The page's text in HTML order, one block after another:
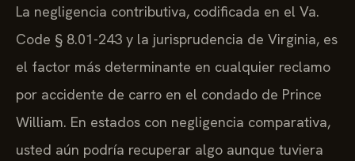
La negligencia contributiva, codificada en el Va.
Code § 8.01-243 y la jurisprudencia de Virginia, es
el factor más determinante en cualquier reclamo
por accidente de carro en el condado de Prince
William. En estados con negligencia comparativa,
usted aún podría recuperar algo aunque tuviera